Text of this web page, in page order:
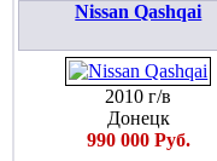
Nissan Qashqai
2010 г/в
Донецк
990 000 Руб.